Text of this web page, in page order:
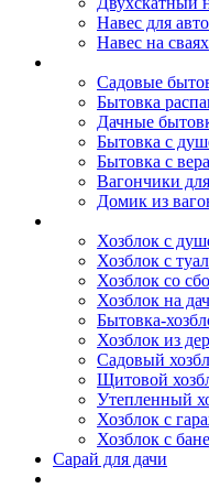
Навес для
Навес на сваях
Садовые
Бытовка
Дачные
Бытовка с
Бытовка с
Вагончики
Домик из
Хозблок с
Хозблок с
Хозблок со
Хозблок на
Бытовка-
Хозблок из
Садовый
Щитовой
Утепленный
Хозблок с
Хозблок с
Сарай для дачи